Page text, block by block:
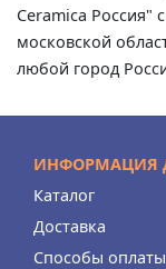
Ceramica Россия"
московской
любой город
ИНФОРМАЦИЯ
Каталог
Доставка
Способы оплаты